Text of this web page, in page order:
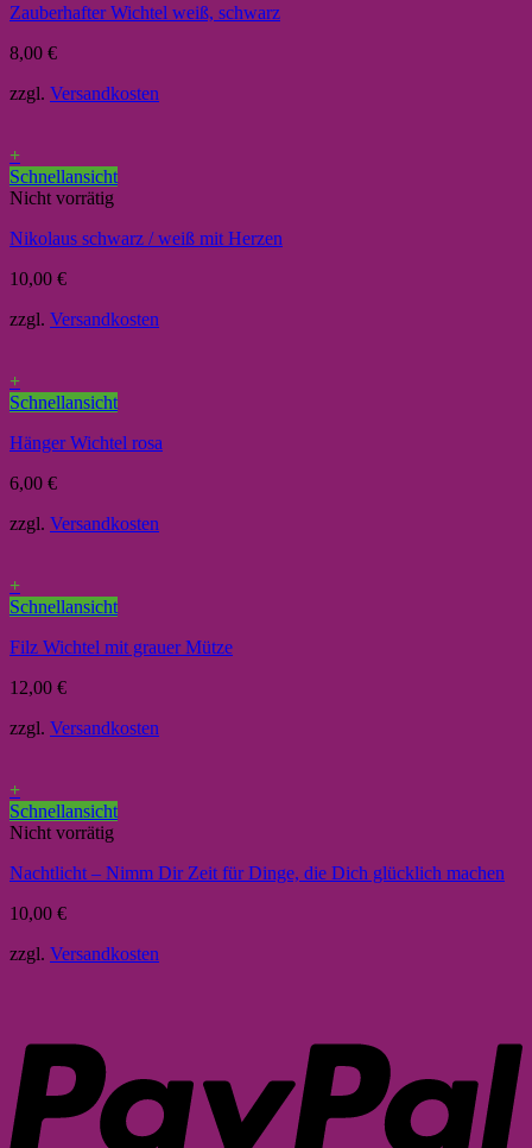
Zauberhafter Wichtel weiß, schwarz
8,00 €
zzgl. Versandkosten
+
Schnellansicht
Nicht vorrätig
Nikolaus schwarz / weiß mit Herzen
10,00 €
zzgl. Versandkosten
+
Schnellansicht
Hänger Wichtel rosa
6,00 €
zzgl. Versandkosten
+
Schnellansicht
Filz Wichtel mit grauer Mütze
12,00 €
zzgl. Versandkosten
+
Schnellansicht
Nicht vorrätig
Nachtlicht – Nimm Dir Zeit für Dinge, die Dich glücklich machen
10,00 €
zzgl. Versandkosten